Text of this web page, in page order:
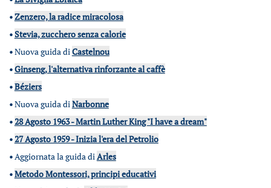
•Zenzero, la radice miracolosa
•Stevia, zucchero senza calorie
•Nuova guida diCastelnou
•Ginseng, l'alternativa rinforzante al caffè
•Béziers
•Nuova guida diNarbonne
•28 Agosto 1963 - Martin Luther King "I have a dream"
•27 Agosto 1959 - Inizia l'era del Petrolio
•Aggiornata la guida diArles
•Metodo Montessori, principi educativi